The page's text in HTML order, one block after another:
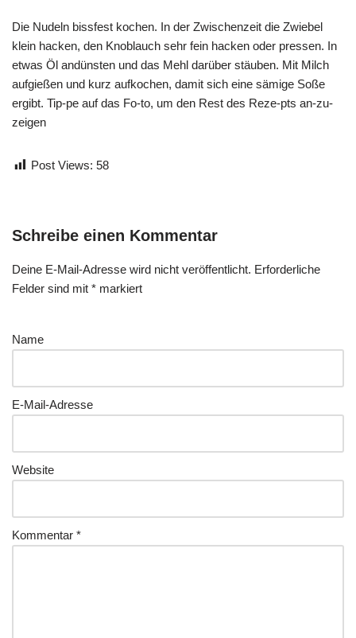
Die Nudeln bissfest kochen. In der Zwischenzeit die Zwiebel
klein hacken, den Knoblauch sehr fein hacken oder pressen. In
etwas Öl andünsten und das Mehl darüber stäuben. Mit Milch
aufgießen und kurz aufkochen, damit sich eine sämige Soße
ergibt. Tip-pe auf das Fo-to, um den Rest des Reze-pts an-zu-
zeigen
Post Views: 58
Schreibe einen Kommentar
Deine E-Mail-Adresse wird nicht veröffentlicht. Erforderliche
Felder sind mit * markiert
Name
E-Mail-Adresse
Website
Kommentar *